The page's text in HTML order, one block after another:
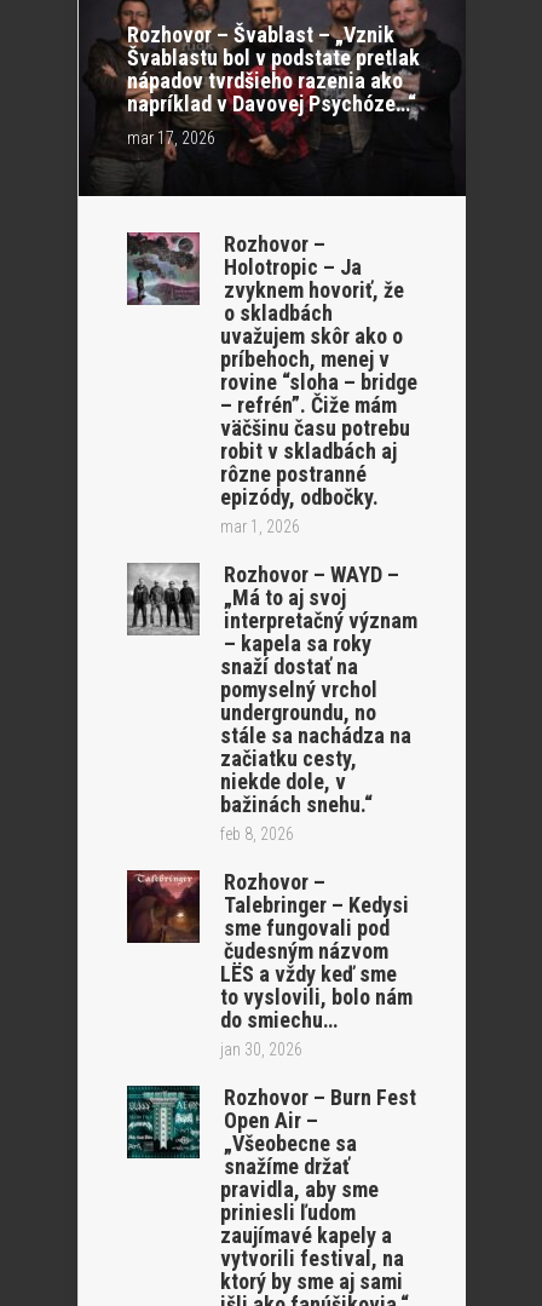
Rozhovor – Švablast – „Vznik
Švablastu bol v podstate pretlak
nápadov tvrdšieho razenia ako
napríklad v Davovej Psychóze…“
mar 17, 2026
Rozhovor –
Holotropic – Ja
zvyknem hovoriť, že
o skladbách
uvažujem skôr ako o
príbehoch, menej v
rovine “sloha – bridge
– refrén”. Čiže mám
väčšinu času potrebu
robit v skladbách aj
rôzne postranné
epizódy, odbočky.
mar 1, 2026
Rozhovor – WAYD –
„Má to aj svoj
interpretačný význam
– kapela sa roky
snaží dostať na
pomyselný vrchol
undergroundu, no
stále sa nachádza na
začiatku cesty,
niekde dole, v
bažinách snehu.“
feb 8, 2026
Rozhovor –
Talebringer – Kedysi
sme fungovali pod
čudesným názvom
LËS a vždy keď sme
to vyslovili, bolo nám
do smiechu…
jan 30, 2026
Rozhovor – Burn Fest
Open Air –
„Všeobecne sa
snažíme držať
pravidla, aby sme
priniesli ľudom
zaujímavé kapely a
vytvorili festival, na
ktorý by sme aj sami